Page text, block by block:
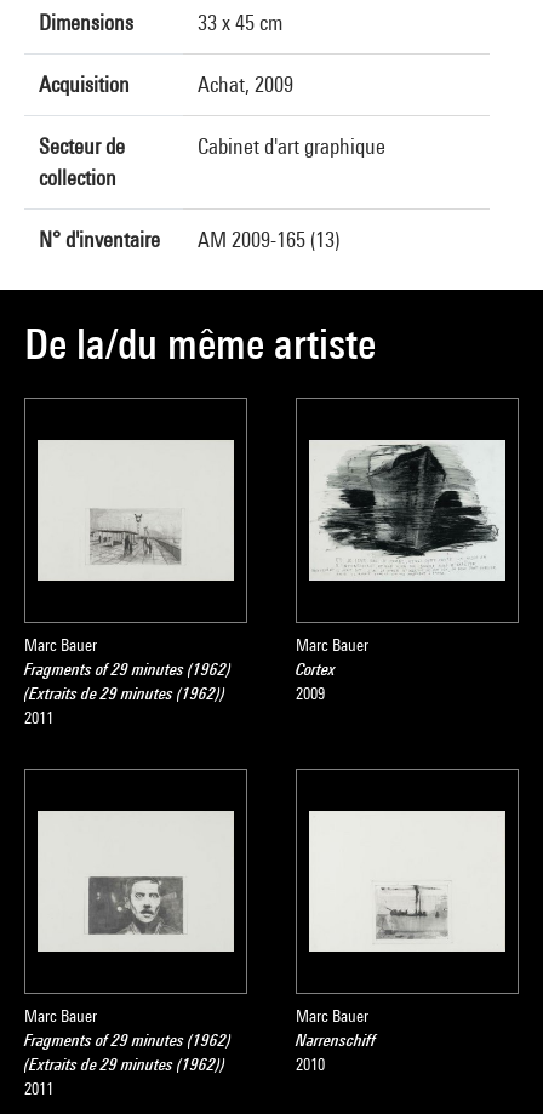
Dimensions 33 x 45 cm
Acquisition Achat, 2009
Secteur de
collection
Cabinet d'art graphique
N° d'inventaire AM 2009-165 (13)
De la/du même artiste
Marc Bauer
Fragments of 29 minutes (1962)
(Extraits de 29 minutes (1962))
2011
Marc Bauer
Cortex
2009
Marc Bauer
Fragments of 29 minutes (1962)
(Extraits de 29 minutes (1962))
2011
Marc Bauer
Narrenschiff
2010